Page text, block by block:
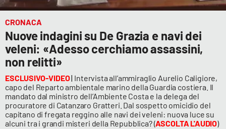
CRONACA
Nuove indagini su De Grazia e navi dei
veleni: «Adesso cerchiamo assassini,
non relitti»
ESCLUSIVO-VIDEO| Intervista all’ammiraglio Aurelio Caligiore,
capo del Reparto ambientale marino della Guardia costiera. Il
mandato dal ministro dell’Ambiente Costa e la delega del
procuratore di Catanzaro Gratteri. Dal sospetto omicidio del
capitano di fregata reggino alle navi dei veleni: nuova luce su
alcuni tra i grandi misteri della Repubblica? (ASCOLTA L'AUDIO)